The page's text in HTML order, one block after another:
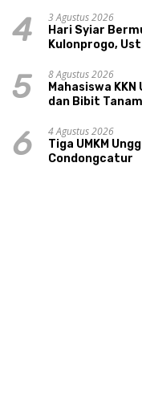
4
3 Agustus 2026
Hari Syiar
Kulonprogo,
5
8 Agustus 2026
Mahasiswa
dan Bibit
6
4 Agustus 2026
Tiga UMKM
Condongcatur